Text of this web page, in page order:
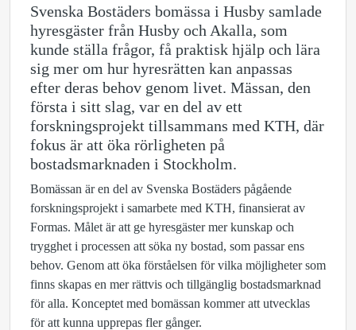
Svenska Bostäders bomässa i Husby samlade
hyresgäster från Husby och Akalla, som
kunde ställa frågor, få praktisk hjälp och lära
sig mer om hur hyresrätten kan anpassas
efter deras behov genom livet. Mässan, den
första i sitt slag, var en del av ett
forskningsprojekt tillsammans med KTH, där
fokus är att öka rörligheten på
bostadsmarknaden i Stockholm.
Bomässan är en del av Svenska Bostäders pågående
forskningsprojekt i samarbete med KTH, finansierat av
Formas. Målet är att ge hyresgäster mer kunskap och
trygghet i processen att söka ny bostad, som passar ens
behov. Genom att öka förståelsen för vilka möjligheter som
finns skapas en mer rättvis och tillgänglig bostadsmarknad
för alla. Konceptet med bomässan kommer att utvecklas
för att kunna upprepas fler gånger.